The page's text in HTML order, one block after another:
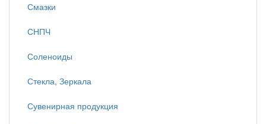
Смазки
СНПЧ
Соленоиды
Стекла, Зеркала
Сувенирная продукция